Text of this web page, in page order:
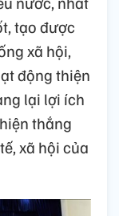
tạo được
xã hội,
động thiện
lại lợi ích
thắng
xã hội của